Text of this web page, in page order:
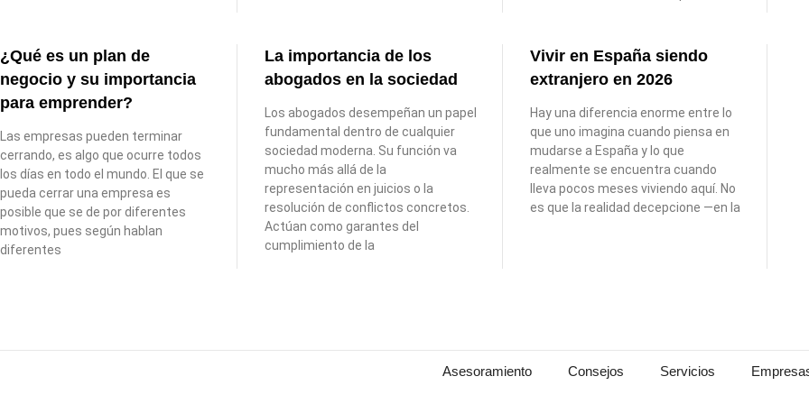
¿Qué es un plan de
negocio y su importancia
para emprender?
Las empresas pueden terminar
cerrando, es algo que ocurre todos
los días en todo el mundo. El que se
pueda cerrar una empresa es
posible que se de por diferentes
motivos, pues según hablan
diferentes
La importancia de los
abogados en la sociedad
Los abogados desempeñan un papel
fundamental dentro de cualquier
sociedad moderna. Su función va
mucho más allá de la
representación en juicios o la
resolución de conflictos concretos.
Actúan como garantes del
cumplimiento de la
Vivir en España siendo
extranjero en 2026
Hay una diferencia enorme entre lo
que uno imagina cuando piensa en
mudarse a España y lo que
realmente se encuentra cuando
lleva pocos meses viviendo aquí. No
es que la realidad decepcione —en la
Asesoramiento Consejos Servicios